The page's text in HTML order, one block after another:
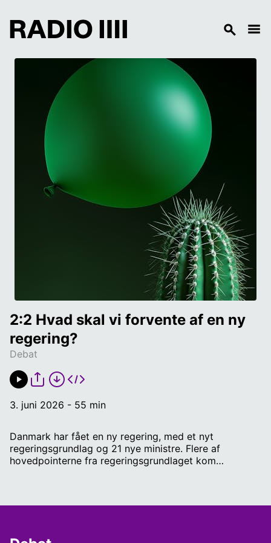
Debat
2:2 Hvad skal vi forvente af en ny
regering?
3. juni 2026 - 55 min
Danmark har fået en ny regering, med et nyt
regeringsgrundlag og 21 nye ministre. Flere af
hovedpointerne fra regeringsgrundlaget kom
finansieres? Og hvad har Socialdemokratiet egentig